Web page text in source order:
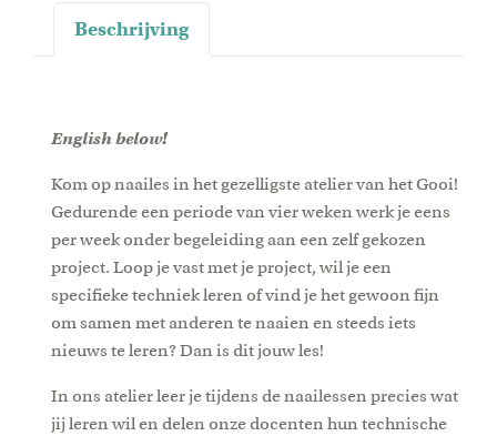
Beschrijving
English below!
Kom op naailes in het gezelligste atelier van het Gooi!
Gedurende een periode van vier weken werk je eens
per week onder begeleiding aan een zelf gekozen
project. Loop je vast met je project, wil je een
specifieke techniek leren of vind je het gewoon fijn
om samen met anderen te naaien en steeds iets
nieuws te leren? Dan is dit jouw les!
In ons atelier leer je tijdens de naailessen precies wat
jij leren wil en delen onze docenten hun technische